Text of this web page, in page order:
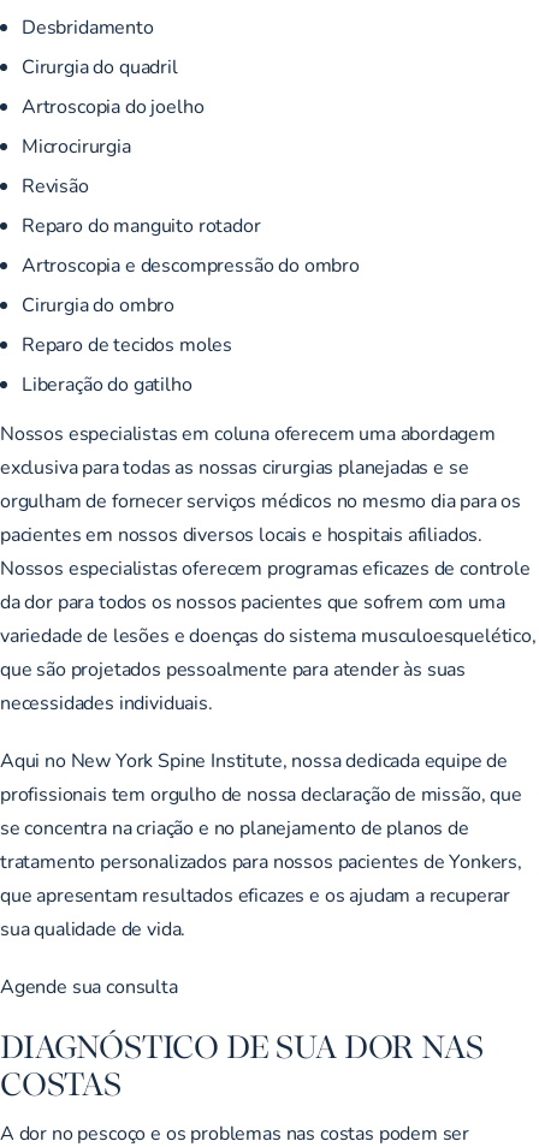
Desbridamento
Cirurgia do quadril
Artroscopia do joelho
Microcirurgia
Revisão
Reparo do manguito rotador
Artroscopia e descompressão do ombro
Cirurgia do ombro
Reparo de tecidos moles
Liberação do gatilho
Nossos especialistas em coluna oferecem uma abordagem
exclusiva para todas as nossas cirurgias planejadas e se
orgulham de fornecer serviços médicos no mesmo dia para os
pacientes em nossos diversos locais e hospitais afiliados.
Nossos especialistas oferecem programas eficazes de controle
da dor para todos os nossos pacientes que sofrem com uma
variedade de lesões e doenças do sistema musculoesquelético,
que são projetados pessoalmente para atender às suas
necessidades individuais.
Aqui no New York Spine Institute, nossa dedicada equipe de
profissionais tem orgulho de nossa declaração de missão, que
se concentra na criação e no planejamento de planos de
tratamento personalizados para nossos pacientes de Yonkers,
que apresentam resultados eficazes e os ajudam a recuperar
sua qualidade de vida.
Agende sua consulta
DIAGNÓSTICO DE SUA DOR NAS
COSTAS
A dor no pescoço e os problemas nas costas podem ser